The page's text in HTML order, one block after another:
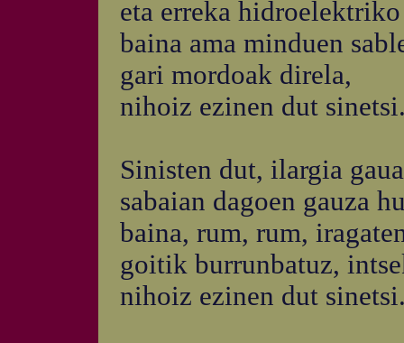
eta erreka
baina ama minduen
gari mordoak direla,
nihoiz ezinen dut
Sinisten dut, ilargia
sabaian dagoen gauza
baina, rum, rum,
goitik burrunbatuz,
nihoiz ezinen dut